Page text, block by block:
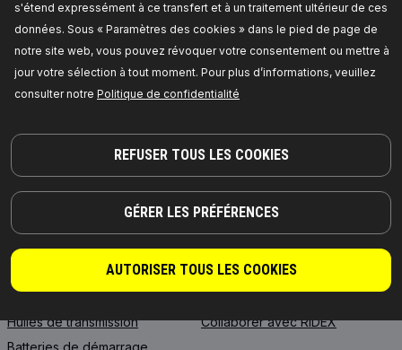
s'étend expressément à ce transfert et à un traitement ultérieur de ces
données. Sous « Paramètres des cookies » dans le pied de page de
notre site web, vous pouvez révoquer votre consentement ou mettre à
jour votre sélection à tout moment. Pour plus d’informations, veuillez
consulter notre Politique de confidentialité
REFUSER TOUS LES COOKIES
GÉRER LES PRÉFÉRENCES
AUTORISER TOUS LES COOKIES
DES PIÈCES DIGNES DE CONFIANCE !
© 2026 | RIDEX GMBH
JOSEF-ORLOPP-STRASSE 55
10365 BERLIN
À PROPOS DE NOUS
RIDEX
RIDEX PLUS
Huile moteur
Huiles de transmission
Batteries de démarrage
PARTENARIAT
Revendeurs
Pour les fournisseurs
Où acheter
FAQ
Intégration API
Collaborer avec RIDEX